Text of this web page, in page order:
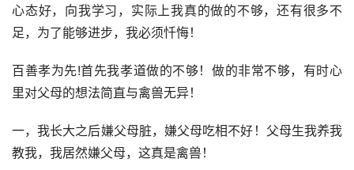
心态好，向我学习，实际上我真的做的不够，还有很多不
足，为了能够进步，我必须忏悔！
百善孝为先!首先我孝道做的不够！做的非常不够，有时心
里对父母的想法简直与禽兽无异！
一，我长大之后嫌父母脏，嫌父母吃相不好！父母生我养我
教我，我居然嫌父母，这真是禽兽！